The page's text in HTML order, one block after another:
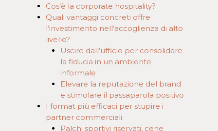
Cos’è la corporate hospitality?
Quali vantaggi concreti offre
l’investimento nell’accoglienza di alto
livello?
Uscire dall’ufficio per consolidare
la fiducia in un ambiente
informale
Elevare la reputazione del brand
e stimolare il passaparola positivo
I format più efficaci per stupire i
partner commerciali
Palchi sportivi riservati, cene